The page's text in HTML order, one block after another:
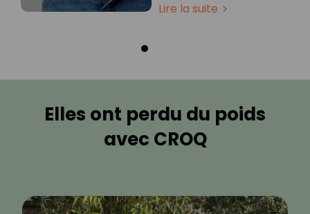
Lire la suite
Elles ont perdu du poids
avec CROQ